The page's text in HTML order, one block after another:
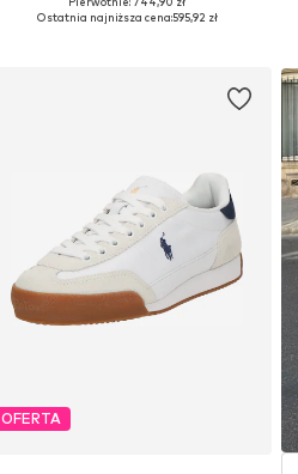
Dostępne w różnych rozmiarach
Ostatnia najniższa cena:595,92 zł
OFERTA